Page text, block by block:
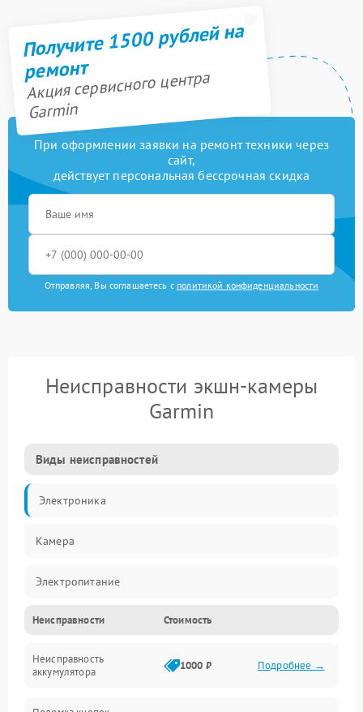
Получите 1500 рублей на
ремонт
Акция сервисного центра
Garmin
При оформлении заявки на ремонт техники через
сайт,
действует персональная бессрочная скидка
Отправляя, Вы соглашаетесь с политикой конфиденциальности
Неисправности экшн-камеры
Garmin
Виды неисправностей
Электроника
Камера
Электропитание
Память/Носитель
Хранение данных
Неисправности Стоимость
Неисправность
аккумулятора
1000 ₽ Подробнее →